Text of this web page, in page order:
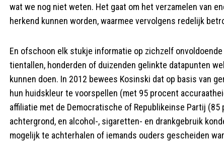
wat we nog niet weten. Het gaat om het verzamelen van
herkend kunnen worden, waarmee vervolgens redelijk
En ofschoon elk stukje informatie op zichzelf
tientallen, honderden of duizenden gelinkte datapunten
kunnen doen. In 2012 bewees Kosinski dat op basis van
hun huidskleur te voorspellen (met 95 procent
affiliatie met de Democratische of Republikeinse Partij
achtergrond, en alcohol-, sigaretten- en drankgebruik
mogelijk te achterhalen of iemands ouders gescheiden